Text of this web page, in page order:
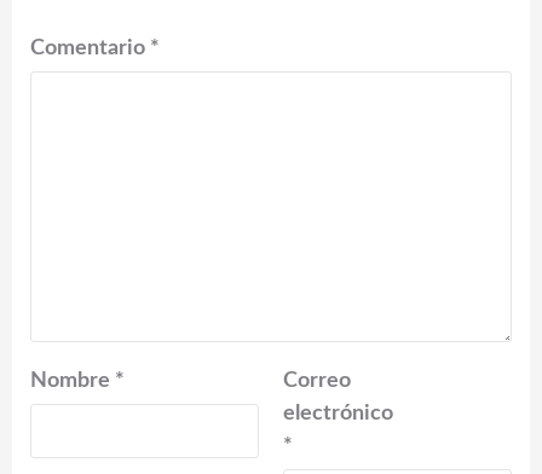
Comentario *
Nombre *
Correo
electrónico
*